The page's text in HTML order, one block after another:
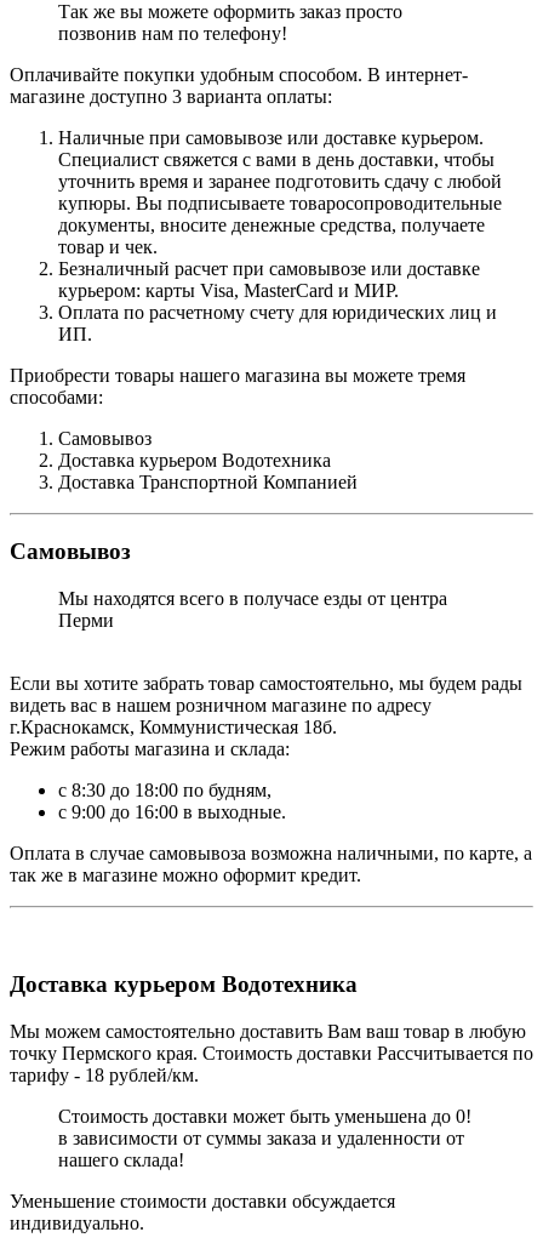
Так же вы можете оформить заказ просто
позвонив нам по телефону!
Оплачивайте покупки удобным способом. В интернет-
магазине доступно 3 варианта оплаты:
Наличные при самовывозе или доставке курьером.
Специалист свяжется с вами в день доставки, чтобы
уточнить время и заранее подготовить сдачу с любой
купюры. Вы подписываете товаросопроводительные
документы, вносите денежные средства, получаете
товар и чек.
Безналичный расчет при самовывозе или доставке
курьером: карты Visa, MasterCard и МИР.
Оплата по расчетному счету для юридических лиц и
ИП.
Приобрести товары нашего магазина вы можете тремя
способами:
Самовывоз
Доставка курьером Водотехника
Доставка Транспортной Компанией
Самовывоз
Мы находятся всего в получасе езды от центра
Перми
Если вы хотите забрать товар самостоятельно, мы будем рады
видеть вас в нашем розничном магазине по адресу
г.Краснокамск, Коммунистическая 18б.
Режим работы магазина и склада:
с 8:30 до 18:00 по будням,
с 9:00 до 16:00 в выходные.
Оплата в случае самовывоза возможна наличными, по карте, а
так же в магазине можно оформит кредит.
Доставка курьером Водотехника
Мы можем самостоятельно доставить Вам ваш товар в любую
точку Пермского края. Стоимость доставки Рассчитывается по
тарифу - 18 рублей/км.
Стоимость доставки может быть уменьшена до 0!
в зависимости от суммы заказа и удаленности от
нашего склада!
Уменьшение стоимости доставки обсуждается
индивидуально.